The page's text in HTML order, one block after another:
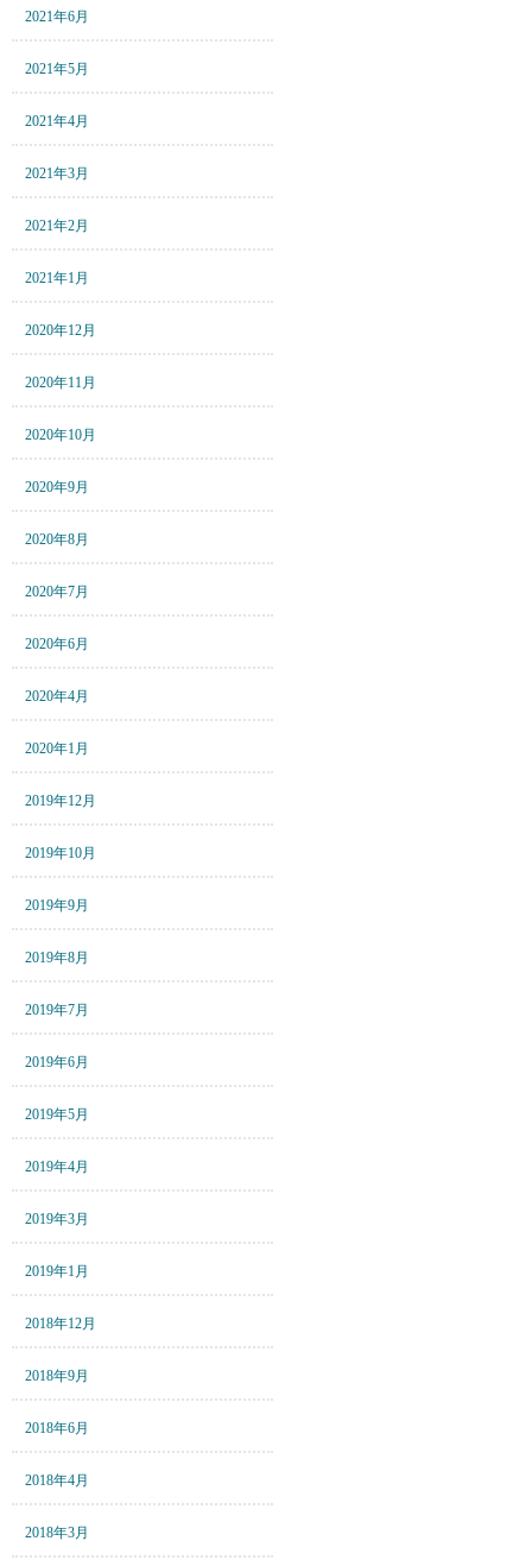
2021年6月
2021年5月
2021年4月
2021年3月
2021年2月
2021年1月
2020年12月
2020年11月
2020年10月
2020年9月
2020年8月
2020年7月
2020年6月
2020年4月
2020年1月
2019年12月
2019年10月
2019年9月
2019年8月
2019年7月
2019年6月
2019年5月
2019年4月
2019年3月
2019年1月
2018年12月
2018年9月
2018年6月
2018年4月
2018年3月